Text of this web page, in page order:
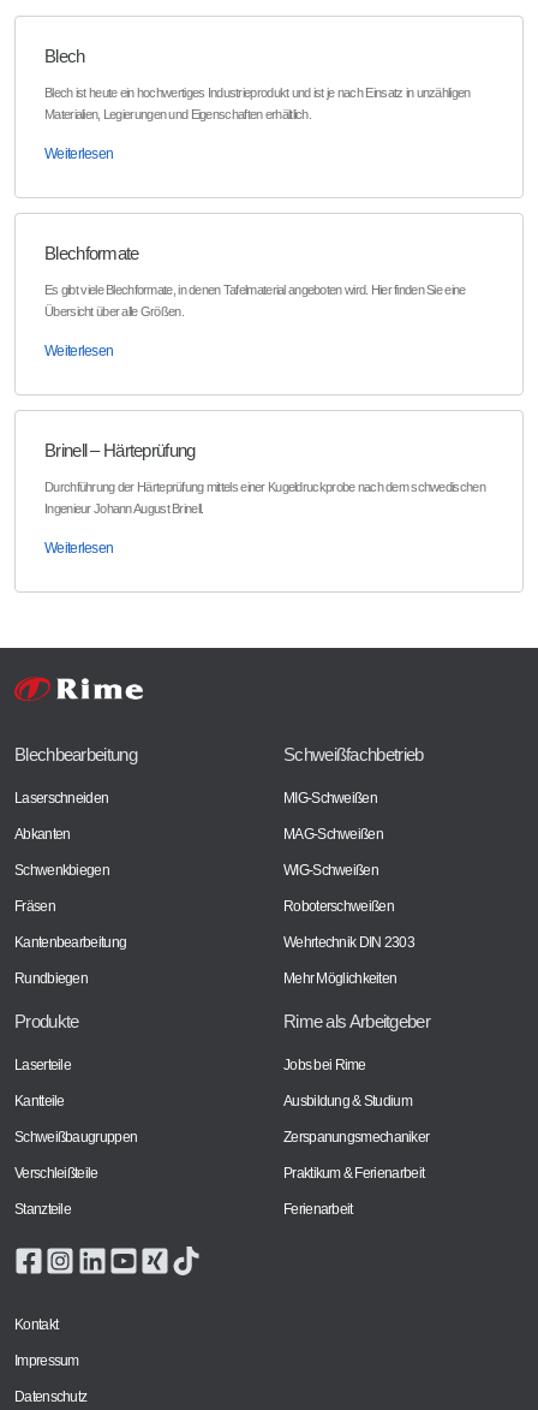
Blech
Blech ist heute ein hochwertiges Industrieprodukt und ist je nach Einsatz in unzähligen
Materialien, Legierungen und Eigenschaften erhältlich.
Weiterlesen
Blechformate
Es gibt viele Blechformate, in denen Tafelmaterial angeboten wird. Hier finden Sie eine
Übersicht über alle Größen.
Weiterlesen
Brinell – Härteprüfung
Durchführung der Härteprüfung mittels einer Kugeldruckprobe nach dem schwedischen
Ingenieur Johann August Brinell.
Weiterlesen
Blechbearbeitung
Laserschneiden
Abkanten
Schwenkbiegen
Fräsen
Kantenbearbeitung
Rundbiegen
Schweißfachbetrieb
MIG-Schweißen
MAG-Schweißen
WIG-Schweißen
Roboterschweißen
Wehrtechnik DIN 2303
Mehr Möglichkeiten
Produkte
Laserteile
Kantteile
Schweißbaugruppen
Verschleißteile
Stanzteile
Rime als Arbeitgeber
Jobs bei Rime
Ausbildung & Studium
Zerspanungsmechaniker
Praktikum & Ferienarbeit
Ferienarbeit
Kontakt
Impressum
Datenschutz